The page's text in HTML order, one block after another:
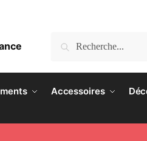
pour :
Accessoires